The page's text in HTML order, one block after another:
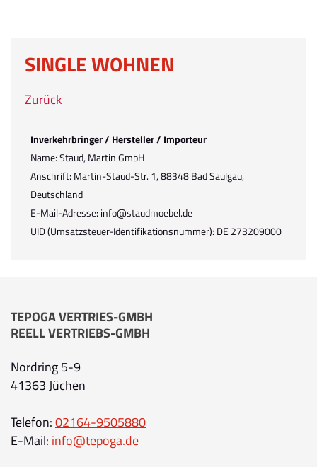
SINGLE WOHNEN
Zurück
Inverkehrbringer / Hersteller / Importeur
Name: Staud, Martin GmbH
Anschrift: Martin-Staud-Str. 1, 88348 Bad Saulgau,
Deutschland
E-Mail-Adresse: info@staudmoebel.de
UID (Umsatzsteuer-Identifikationsnummer): DE 273209000
TEPOGA VERTRIES-GMBH
REELL VERTRIEBS-GMBH
Nordring 5-9
41363 Jüchen
Telefon:02164-9505880
E-Mail: info@tepoga.de